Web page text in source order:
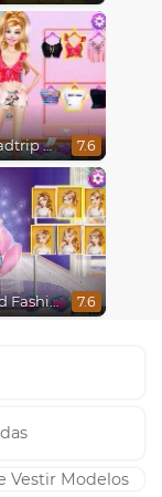
Barbie Roadtrip Adventure 7.6
Year Round Fashionista Belle 7.6
Vestir Modelos